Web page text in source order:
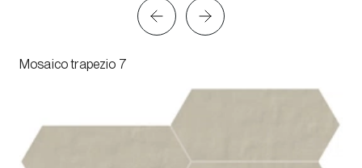
Mosaico trapezio 7